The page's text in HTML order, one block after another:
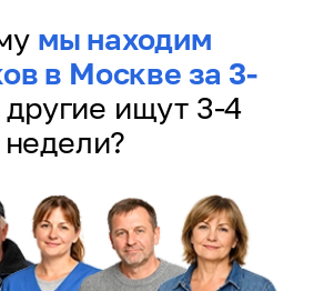
мы находим
в Москве за 3-
другие ищут 3-4
недели?